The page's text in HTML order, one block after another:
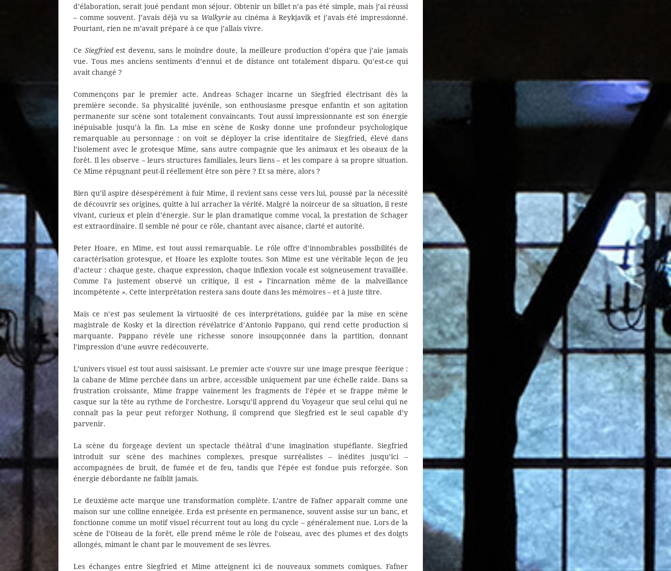
d’élaboration, serait joué pendant mon séjour. Obtenir un billet n’a pas été simple, mais j’ai réussi
– comme souvent. J’avais déjà vu sa Walkyrieau cinéma à Reykjavik et j’avais été impressionné.
Pourtant, rien ne m’avait préparé à ce que j’allais vivre.
Ce Siegfriedest devenu, sans le moindre doute, la meilleure production d’opéra que j’aie jamais
vue. Tous mes anciens sentiments d’ennui et de distance ont totalement disparu. Qu’est-ce qui
avait changé ?
Commençons par le premier acte. Andreas Schager incarne un Siegfried électrisant dès la
première seconde. Sa physicalité juvénile, son enthousiasme presque enfantin et son agitation
permanente sur scène sont totalement convaincants. Tout aussi impressionnante est son énergie
inépuisable jusqu’à la fin. La mise en scène de Kosky donne une profondeur psychologique
remarquable au personnage : on voit se déployer la crise identitaire de Siegfried, élevé dans
l’isolement avec le grotesque Mime, sans autre compagnie que les animaux et les oiseaux de la
forêt. Il les observe – leurs structures familiales, leurs liens – et les compare à sa propre situation.
Ce Mime répugnant peut-il réellement être son père ? Et sa mère, alors ?
Bien qu’il aspire désespérément à fuir Mime, il revient sans cesse vers lui, poussé par la nécessité
de découvrir ses origines, quitte à lui arracher la vérité. Malgré la noirceur de sa situation, il reste
vivant, curieux et plein d’énergie. Sur le plan dramatique comme vocal, la prestation de Schager
est extraordinaire. Il semble né pour ce rôle, chantant avec aisance, clarté et autorité.
Peter Hoare, en Mime, est tout aussi remarquable. Le rôle offre d’innombrables possibilités de
caractérisation grotesque, et Hoare les exploite toutes. Son Mime est une véritable leçon de jeu
d’acteur : chaque geste, chaque expression, chaque inflexion vocale est soigneusement travaillée.
Comme l’a justement observé un critique, il est « l’incarnation même de la malveillance
incompétente ». Cette interprétation restera sans doute dans les mémoires – et à juste titre.
Mais ce n’est pas seulement la virtuosité de ces interprétations, guidée par la mise en scène
magistrale de Kosky et la direction révélatrice d’Antonio Pappano, qui rend cette production si
marquante. Pappano révèle une richesse sonore insoupçonnée dans la partition, donnant
l’impression d’une œuvre redécouverte.
L’univers visuel est tout aussi saisissant. Le premier acte s’ouvre sur une image presque féerique :
la cabane de Mime perchée dans un arbre, accessible uniquement par une échelle raide. Dans sa
frustration croissante, Mime frappe vainement les fragments de l’épée et se frappe même le
casque sur la tête au rythme de l’orchestre. Lorsqu’il apprend du Voyageur que seul celui qui ne
connaît pas la peur peut reforger Nothung, il comprend que Siegfried est le seul capable d’y
parvenir.
La scène du forgeage devient un spectacle théâtral d’une imagination stupéfiante. Siegfried
introduit sur scène des machines complexes, presque surréalistes – inédites jusqu’ici –
accompagnées de bruit, de fumée et de feu, tandis que l’épée est fondue puis reforgée. Son
énergie débordante ne faiblit jamais.
Le deuxième acte marque une transformation complète. L’antre de Fafner apparaît comme une
maison sur une colline enneigée. Erda est présente en permanence, souvent assise sur un banc, et
fonctionne comme un motif visuel récurrent tout au long du cycle – généralement nue. Lors de la
scène de l’Oiseau de la forêt, elle prend même le rôle de l’oiseau, avec des plumes et des doigts
allongés, mimant le chant par le mouvement de ses lèvres.
Les échanges entre Siegfried et Mime atteignent ici de nouveaux sommets comiques. Fafner